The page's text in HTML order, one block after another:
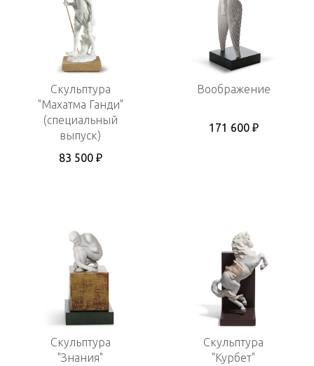
Скульптура
"Махатма Ганди"
(специальный
выпуск)
83 500 ₽
Воображение
171 600 ₽
Скульптура
"Знания"
Скульптура
"Курбет"